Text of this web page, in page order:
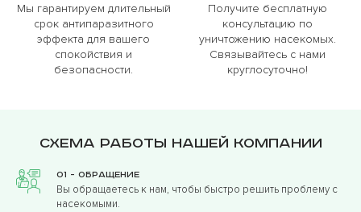
Мы гарантируем длительный
срок антипаразитного
эффекта для вашего
спокойствия и
безопасности.
Получите бесплатную
консультацию по
уничтожению насекомых.
Связывайтесь с нами
круглосуточно!
Схема работы нашей компании
01 - Обращение
Вы обращаетесь к нам, чтобы быстро решить проблему с
насекомыми.